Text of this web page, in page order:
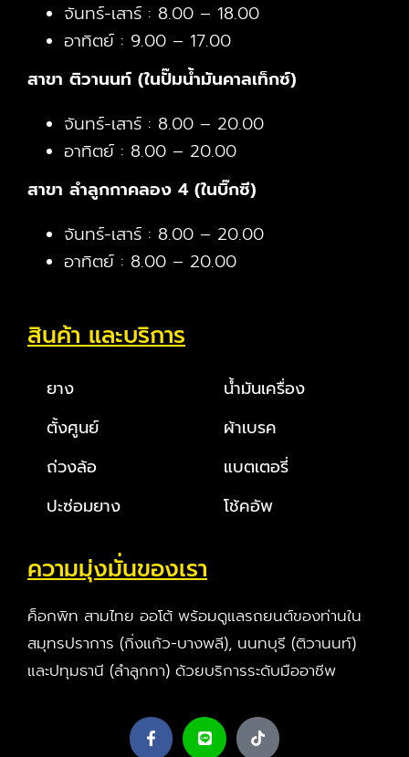
จันทร์-เสาร์ : 8.00 – 18.00
อาทิตย์ : 9.00 – 17.00
สาขา ติวานนท์ (ในปั๊มน้ำมันคาลเท็กซ์)
จันทร์-เสาร์ : 8.00 – 20.00
อาทิตย์ : 8.00 – 20.00
สาขา ลำลูกกาคลอง 4 (ในบิ๊กซี)
จันทร์-เสาร์ : 8.00 – 20.00
อาทิตย์ : 8.00 – 20.00
สินค้า และบริการ
ยาง
ตั้งศูนย์
ถ่วงล้อ
ปะซ่อมยาง
น้ำมันเครื่อง
ผ้าเบรค
แบตเตอรี่
โช้คอัพ
ความมุ่งมั่นของเรา
ค็อกพิท สามไทย ออโต้ พร้อมดูแลรถยนต์ของท่านใน
สมุทรปราการ (กิ่งแก้ว-บางพลี), นนทบุรี (ติวานนท์)
และปทุมธานี (ลำลูกกา) ด้วยบริการระดับมืออาชีพ